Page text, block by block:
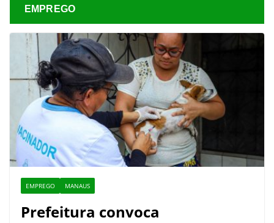
EMPREGO
EMPREGO MANAUS
Prefeitura convoca